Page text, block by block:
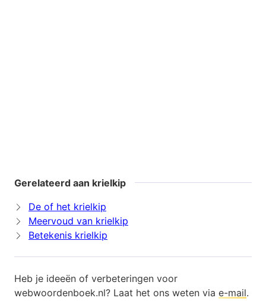
Gerelateerd aan krielkip
De of het krielkip
Meervoud van krielkip
Betekenis krielkip
Heb je ideeën of verbeteringen voor
webwoordenboek.nl? Laat het ons weten via e-mail.